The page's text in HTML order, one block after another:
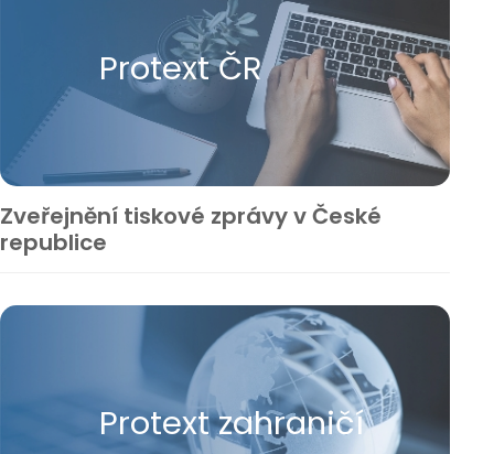
Protext ČR
Zveřejnění tiskové zprávy v České
republice
Protext zahraničí